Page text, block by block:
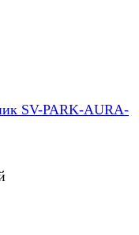
SV-PARK-AURA-